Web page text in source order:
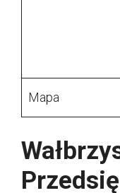
Mapa